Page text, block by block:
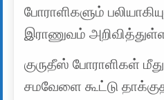
போராளிகளும்
இராணுவம்
குருதீஸ் போராளிகள் மீது
சமவேளை கூட்டு